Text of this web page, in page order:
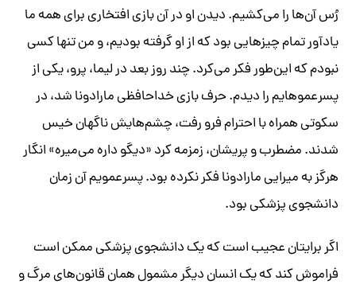
رُس آن‌ها را می‌کشیم. دیدن او در آن بازی افتخاری برای همه ما
یادآور تمام چیزهایی بود که از او گرفته بودیم، و من تنها کسی
نبودم که این‌طور فکر می‌کرد. چند روز بعد در لیما، پرو، یکی از
پسرعموهایم را دیدم. حرف بازی خداحافظی مارادونا شد، در
سکوتی همراه با احترام فرو رفت، چشم‌هایش ناگهان خیس
شدند. مضطرب و پریشان، زمزمه کرد «دیگو داره می‌میره» انگار
هرگز به میرایی مارادونا فکر نکرده بود. پسرعمویم آن زمان
دانشجوی پزشکی بود.
اگر برایتان عجیب است که یک دانشجوی پزشکی ممکن است
فراموش کند که یک انسان دیگر مشمول همان قانون‌های مرگ و